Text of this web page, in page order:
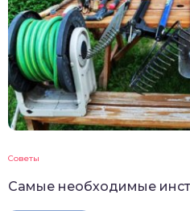
Советы
Самые необходимые